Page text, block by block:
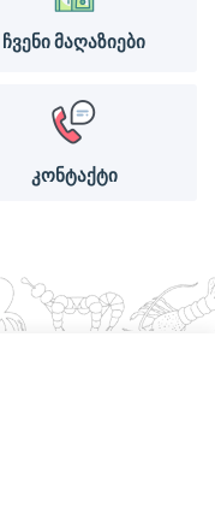
ჩვენი მაღაზიები
კონტაქტი